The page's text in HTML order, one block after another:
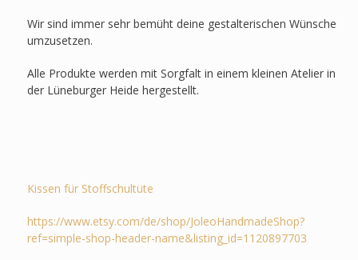
Wir sind immer sehr bemüht deine gestalterischen Wünsche
umzusetzen.
Alle Produkte werden mit Sorgfalt in einem kleinen Atelier in
der Lüneburger Heide hergestellt.
Kissen für Stoffschultüte
https://www.etsy.com/de/shop/JoleoHandmadeShop?
ref=simple-shop-header-name&listing_id=1120897703